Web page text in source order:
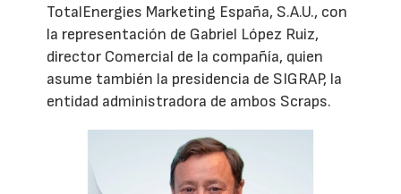
TotalEnergies Marketing España, S.A.U., con
la representación de Gabriel López Ruiz,
director Comercial de la compañía, quien
asume también la presidencia de SIGRAP, la
entidad administradora de ambos Scraps.